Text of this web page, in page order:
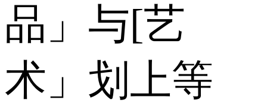
品」与[艺
术」划上等